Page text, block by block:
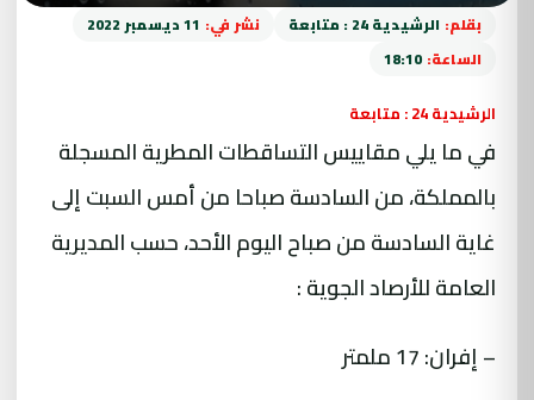
بقلم: الرشيدية 24 : متابعة نشر في: 11 ديسمبر 2022
الساعة: 18:10
الرشيدية 24 : متابعة
في ما يلي مقاييس التساقطات المطرية المسجلة
بالمملكة، من السادسة صباحا من أمس السبت إلى
غاية السادسة من صباح اليوم الأحد، حسب المديرية
العامة للأرصاد الجوية :
– إفران: 17 ملمتر